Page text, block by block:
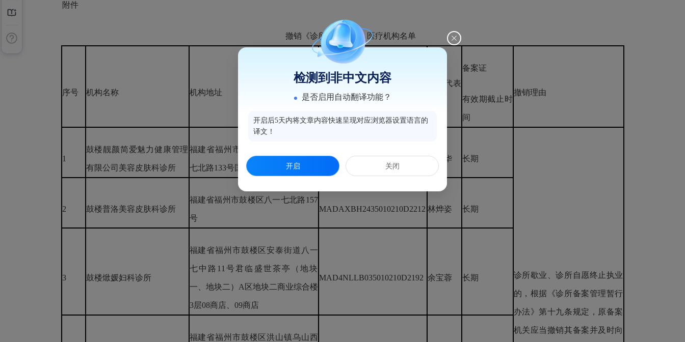
附件
撤销《诊所备案凭证》医疗机构名单
序号 机构名称 机构地址 登记号
法定代表
备案证
有效期截止时
间
撤销理由
1
鼓楼靓颜简爱魅力健康管理
有限公司美容皮肤科诊所
福建省福州市鼓楼区东街街道八一
七北路133号国际商厦8层801室
阮慧华 长期
诊所歇业、诊所自愿终止执业
的，根据《诊所备案管理暂行
办法》第十九条规定，原备案
机关应当撤销其备案并及时向
2 鼓楼普洛美容皮肤科诊所
福建省福州市鼓楼区八一七北路157
号
MADAXBH2435010210D2212 林烨姿 长期
3 鼓楼焮媛妇科诊所
福建省福州市鼓楼区安泰街道八一
七中路11号君临盛世茶亭（地块
一、地块二）A区地块二商业综合楼
3层08商店、09商店
MAD4NLLB035010210D2192 余宝蓉 长期
福建省福州市鼓楼区洪山镇乌山西
检测到非中文内容
是否启用自动翻译功能？
开启后5天内将文章内容快速呈现对应浏览器设置语言的
译文！
开启 关闭